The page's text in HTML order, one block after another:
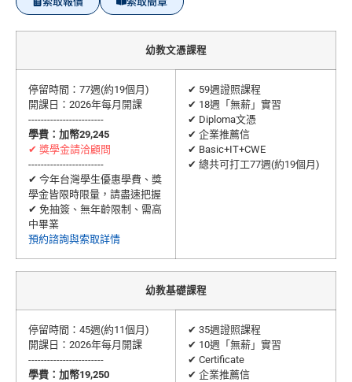
幼教文憑課程
停留時間：77週(約19個月)
開課日：2026年每月開課
------------------------
學費：加幣29,245
✔ 獎學金請洽顧問
------------------------
✔ 今年台灣學生優惠學費、獎
學金皆限時限量，請盡速把握
✔ 免抽簽、無年齡限制、需高
中畢業
預約諮詢與索取詳情
✔ 59週證照課程
✔ 18週「無薪」實習
✔ Diploma文憑
✔ 企業推薦信
✔ Basic+IT+CWE
✔ 總共可打工77週(約19個月)
幼教基礎課程
停留時間：45週(約11個月)
開課日：2026年每月開課
------------------------
學費：加幣19,250
✔ 35週證照課程
✔ 10週「無薪」實習
✔ Certificate
✔ 企業推薦信